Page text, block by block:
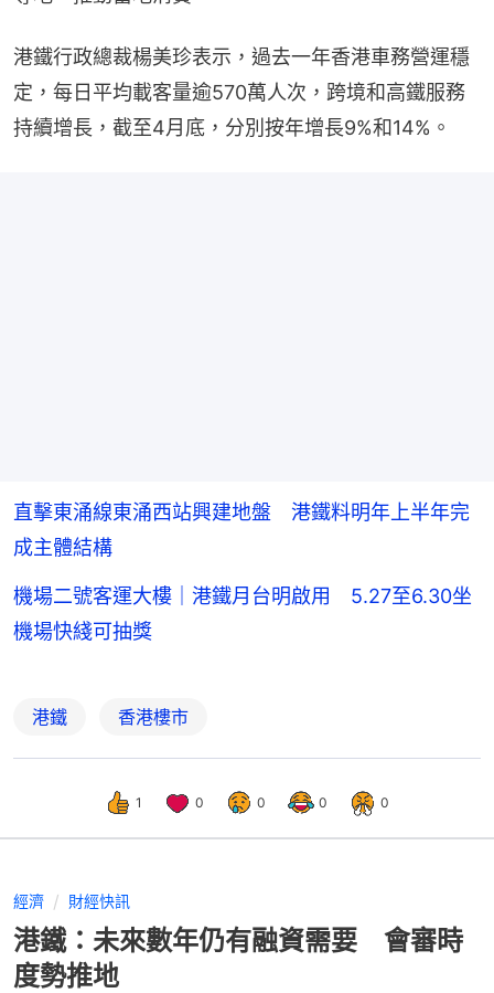
港鐵行政總裁楊美珍表示，過去一年香港車務營運穩
定，每日平均載客量逾570萬人次，跨境和高鐵服務
持續增長，截至4月底，分別按年增長9%和14%。
直擊東涌線東涌西站興建地盤 港鐵料明年上半年完
成主體結構
機場二號客運大樓｜港鐵月台明啟用 5.27至6.30坐
機場快綫可抽獎
港鐵 香港樓市
1 0 0 0 0
經濟 財經快訊
港鐵：未來數年仍有融資需要 會審時
度勢推地